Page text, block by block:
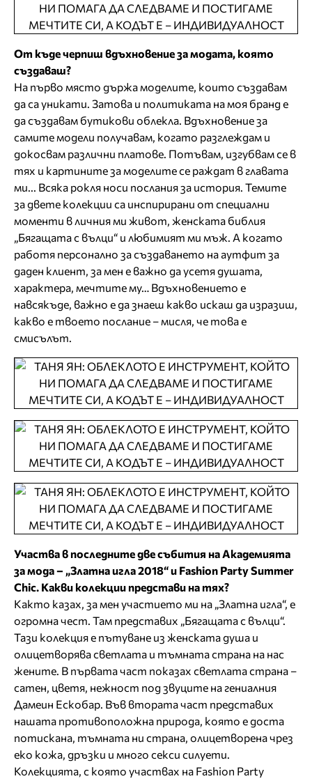
От къде черпиш вдъхновение за модата, която
създаваш?
На първо място държа моделите, които създавам
да са уникати. Затова и политиката на моя бранд е
да създавам бутикови облекла. Вдъхновение за
самите модели получавам, когато разглеждам и
докосвам различни платове. Потъвам, изгубвам се в
тях и картините за моделите се раждат в главата
ми... Всяка рокля носи послания за история. Темите
за двете колекции са инспирирани от специални
моменти в личния ми живот, женската библия
„Бягащата с вълци“ и любимият ми мъж. А когато
работя персонално за създаването на аутфит за
даден клиент, за мен е важно да усетя душата,
характера, мечтите му… Вдъхновението е
навсякъде, важно е да знаеш какво искаш да изразиш,
какво е твоето послание – мисля, че това е
смисълът.
Участва в последните две събития на Академията
за мода – „Златна игла 2018“ и Fashion Party Summer
Chic. Какви колекции представи на тях?
Както казах, за мен участието ми на „Златна игла“, е
огромна чест. Там представих „Бягащата с вълци“.
Тази колекция е пътуване из женската душа и
олицетворява светлата и тъмната страна на нас
жените. В първата част показах светлата страна –
сатен, цветя, нежност под звуците на гениалния
Дамеин Ескобар. Във втората част представих
нашата противоположна природа, която е доста
потискана, тъмната ни страна, олицетворена чрез
еко кожа, дръзки и много секси силуети.
Колекцията, с която участвах на Fashion Party